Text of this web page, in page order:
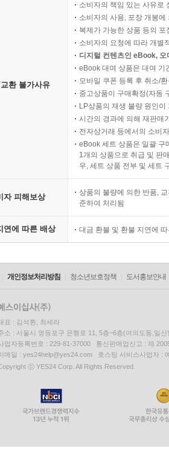
환 불가사유
소비자의 책임 있는 사유로
소비자의 사용, 포장 개봉
복제가 가능한 상품 등의
소비자의 요청에 따라 개별
디지털 컨텐츠인 eBook,
eBook 대여 상품은 대여 기
모바일 쿠폰 등록 후 취소/
중고상품이 구매확정(자동
LP상품의 재생 불량 원인
시간의 경과에 의해 재판매
전자상거래 등에서의 소비
eBook 세트 상품은 일괄 구
1개의 상품으로 취급 및 판
우, 세트 상품 전부 및 세트
자 피해보상
상품의 불량에 의한 반품,
준하여 처리됨
연에 따른 배상 대금 환불 및 환불 지연에
개인정보처리방침 청소년보호정책 도서홍보안내
표 : 김석환, 최세라
소 : 서울시 영등포구 은행로 11, 5층~6층(여의도동,일신
업자등록번호 : 229-81-37000 통신판매업신고 : 제
메일 : yes24help@yes24.com 호스팅 서비스사업자 :
ⓒ YES24 Corp. All Rights Reserved.